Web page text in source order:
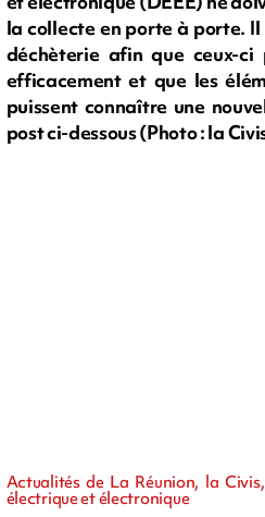
la collecte en porte à porte.
déchèterie afin que ceux-ci
efficacement et que les
puissent connaître une
post ci-dessous (Photo : la
Actualités de La Réunion, la
électrique et électronique